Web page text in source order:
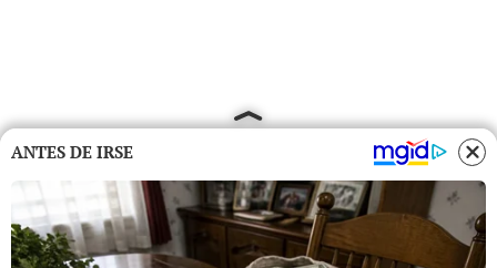
ANTES DE IRSE